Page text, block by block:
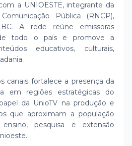
a UNIOESTE, integrante da
Pública (RNCP),
A rede reúne emissoras
de todo o país e promove a
educativos, culturais,
canais fortalece a presença da
em regiões estratégicas do
da UnioTV na produção e
que aproximam a população
pesquisa e extensão